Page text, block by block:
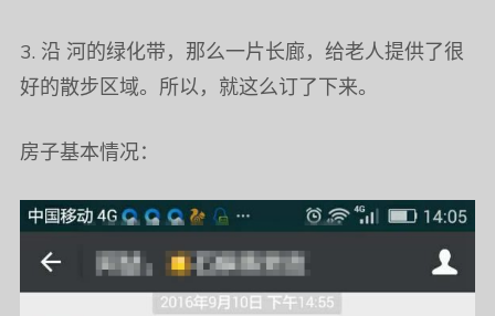
3. 沿 河的绿化带，那么一片长廊，给老人提供了很
好的散步区域。所以，就这么订了下来。
房子基本情况：